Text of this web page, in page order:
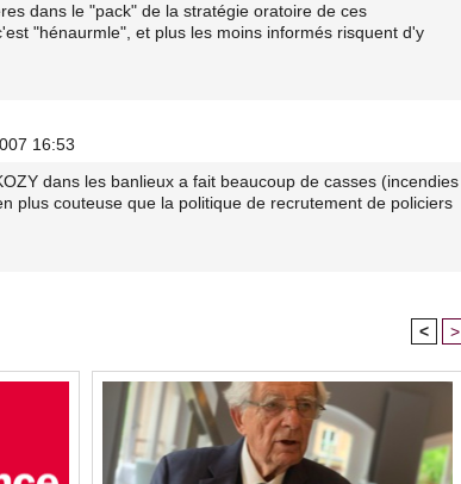
dans le "pack" de la stratégie oratoire de ces
"hénaurmle", et plus les moins informés risquent d'y
16:53
dans les banlieux a fait beaucoup de casses (incendies
plus couteuse que la politique de recrutement de policiers
< >